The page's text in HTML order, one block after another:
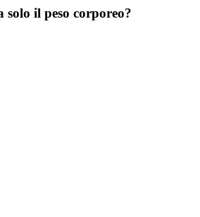
il peso corporeo?